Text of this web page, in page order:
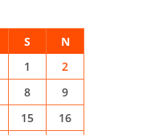
S N
1
2
8
9
15
16